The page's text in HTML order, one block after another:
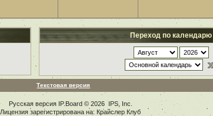
Переход по календарю
Текстовая версия
Русская версия IP.Board© 2026 IPS, Inc
Лицензия зарегистрирована на: Крайслер Клуб